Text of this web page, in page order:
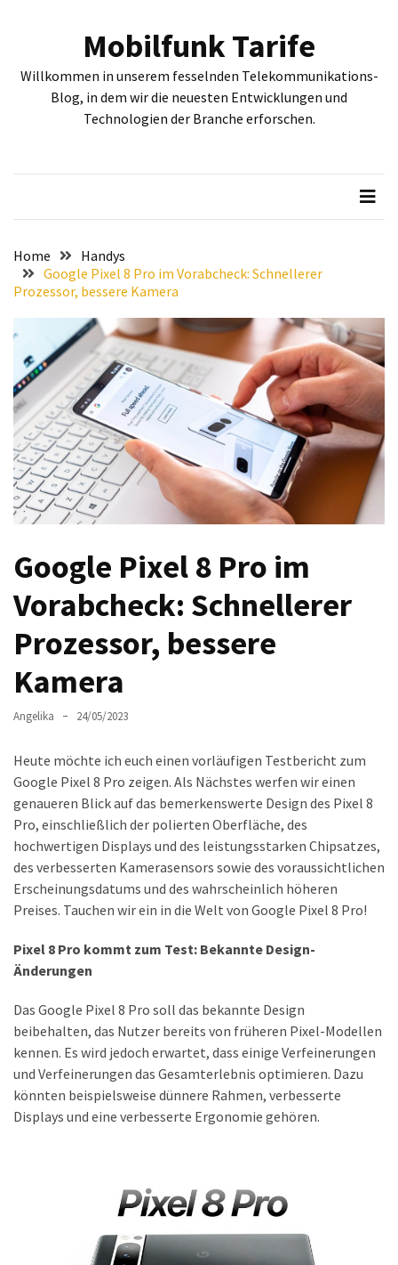
BEITRÄGE
Pixel
und
Google
Pixel
Welches
passt
am
besten
zu
dir?
perfekte
Wahl:
Ein
Vergleich
zwischen
dem
Samsung
Tab
S10
Lite
und
dem
Apple
iPad
Pro
Zoll
Essentials-
Ratgeber:
Lokale
oder
internationale
SIM-
Mobilfunk Tarife
Willkommen in unserem fesselnden Telekommunikations-
Blog, in dem wir die neuesten Entwicklungen und
Technologien der Branche erforschen.
Home
Handys
Google Pixel 8 Pro im Vorabcheck: Schnellerer
Prozessor, bessere Kamera
Google Pixel 8 Pro im
Vorabcheck: Schnellerer
Prozessor, bessere
Kamera
Angelika 24/05/2023
Heute möchte ich euch einen vorläufigen Testbericht zum
Google Pixel 8 Pro zeigen. Als Nächstes werfen wir einen
genaueren Blick auf das bemerkenswerte Design des Pixel 8
Pro, einschließlich der polierten Oberfläche, des
hochwertigen Displays und des leistungsstarken Chipsatzes,
des verbesserten Kamerasensors sowie des voraussichtlichen
Erscheinungsdatums und des wahrscheinlich höheren
Preises. Tauchen wir ein in die Welt von Google Pixel 8 Pro!
Pixel 8 Pro kommt zum Test: Bekannte Design-
Änderungen
Das Google Pixel 8 Pro soll das bekannte Design
beibehalten, das Nutzer bereits von früheren Pixel-Modellen
kennen. Es wird jedoch erwartet, dass einige Verfeinerungen
und Verfeinerungen das Gesamterlebnis optimieren. Dazu
könnten beispielsweise dünnere Rahmen, verbesserte
Displays und eine verbesserte Ergonomie gehören.